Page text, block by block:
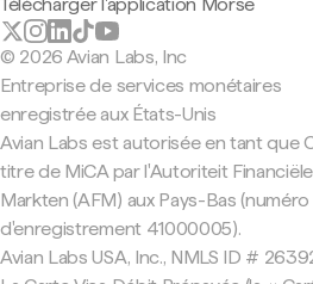
© 2026 Avian Labs, Inc
Entreprise de services monétaires
enregistrée aux États-Unis
Avian Labs est autorisée en tant que
titre de MiCA par l'Autoriteit Financiële
Markten (AFM) aux Pays-Bas (numéro
d'enregistrement 41000005).
Avian Labs USA, Inc., NMLS ID #